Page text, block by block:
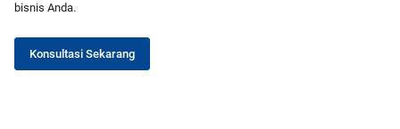
bisnis Anda.
Konsultasi Sekarang